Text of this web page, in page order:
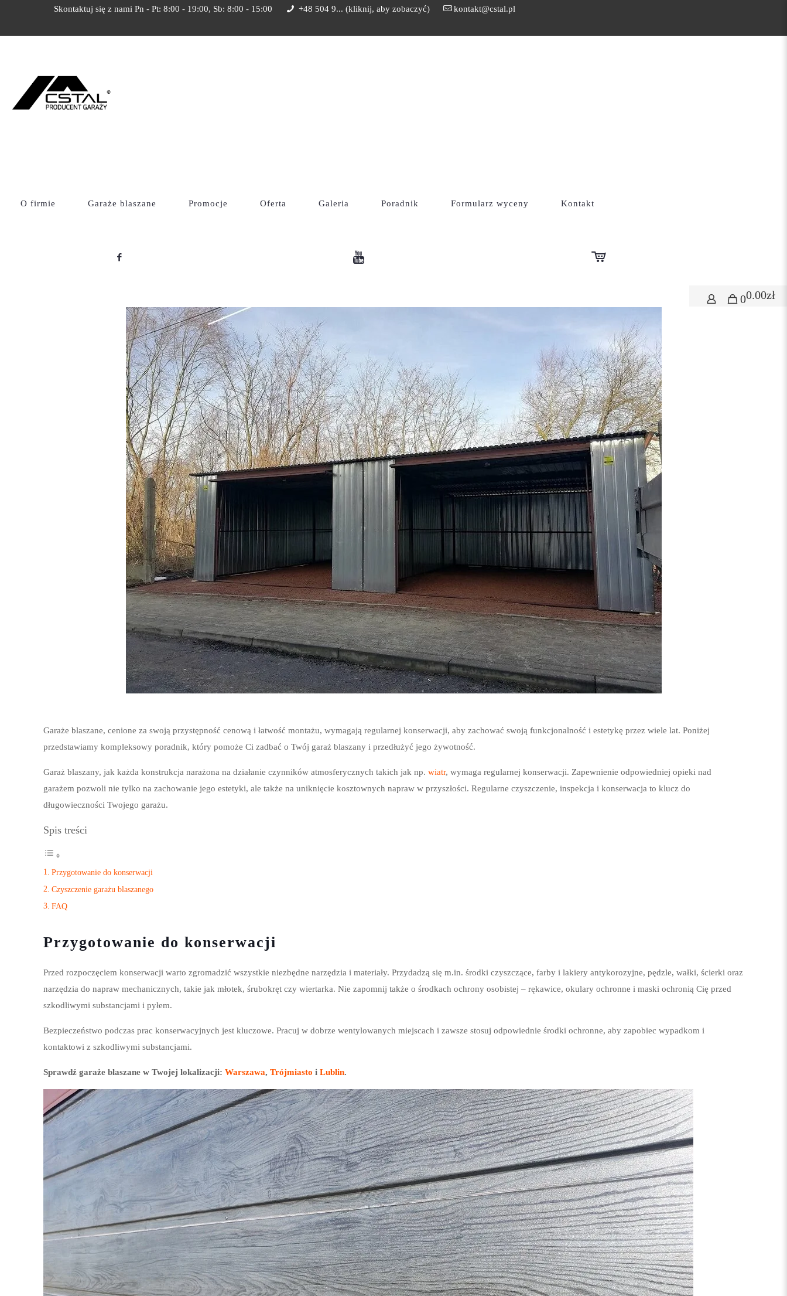
Skontaktuj się z nami Pn - Pt: 8:00 - 19:00, Sb: 8:00 - 15:00 +48 504 9... (kliknij, aby zobaczyć) kontakt@cstal.pl
O firmie Garaże blaszane Promocje Oferta Galeria Poradnik Formularz wyceny Kontakt
00.00zł
GARAŻ BLASZANY: PRAKTYCZNE
PORADY NA TEMAT KONSERWACJI I
Garaże blaszane, cenione za swoją przystępność cenową i łatwość montażu, wymagają regularnej konserwacji, aby zachować swoją funkcjonalność i estetykę przez wiele lat. Poniżej
przedstawiamy kompleksowy poradnik, który pomoże Ci zadbać o Twój garaż blaszany i przedłużyć jego żywotność.
Garaż blaszany, jak każda konstrukcja narażona na działanie czynników atmosferycznych takich jak np.wiatr, wymaga regularnej konserwacji. Zapewnienie odpowiedniej opieki nad
garażem pozwoli nie tylko na zachowanie jego estetyki, ale także na uniknięcie kosztownych napraw w przyszłości. Regularne czyszczenie, inspekcja i konserwacja to klucz do
długowieczności Twojego garażu.
Spis treści
Przygotowanie do konserwacji
Czyszczenie garażu blaszanego
FAQ
Przygotowanie do konserwacji
Przed rozpoczęciem konserwacji warto zgromadzić wszystkie niezbędne narzędzia i materiały. Przydadzą się m.in. środki czyszczące, farby i lakiery antykorozyjne, pędzle, wałki, ścierki oraz
narzędzia do napraw mechanicznych, takie jak młotek, śrubokręt czy wiertarka. Nie zapomnij także o środkach ochrony osobistej – rękawice, okulary ochronne i maski ochronią Cię przed
szkodliwymi substancjami i pyłem.
Bezpieczeństwo podczas prac konserwacyjnych jest kluczowe. Pracuj w dobrze wentylowanych miejscach i zawsze stosuj odpowiednie środki ochronne, aby zapobiec wypadkom i
kontaktowi z szkodliwymi substancjami.
Sprawdź garaże blaszane w Twojej lokalizacji:Warszawa,Trójmiasto iLublin.